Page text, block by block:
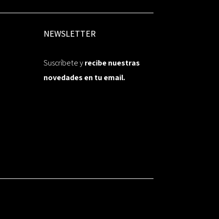
NEWSLETTER
Suscríbete yrecibe nuestras
novedades en tu email.